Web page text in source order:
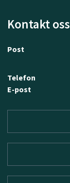
Kontakt oss
Post
Telefon
E-post